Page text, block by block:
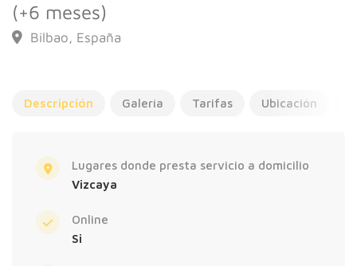
(+6 meses)
Bilbao, España
Descripción Galería Tarifas Ubicación
Lugares donde presta servicio a domicilio
Vizcaya
Online
Si